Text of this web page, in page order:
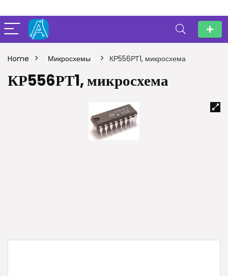
Home Микросхемы КР556РТ1, микросхема
КР556РТ1, микросхема